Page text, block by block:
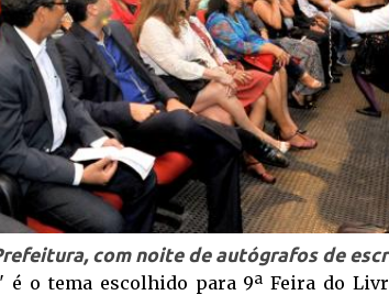
com noite de autógrafos de
o tema escolhido para 9ª Feira do